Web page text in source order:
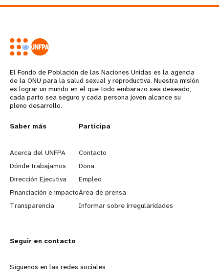
El Fondo de Población de las Naciones Unidas es la agencia
de la ONU para la salud sexual y reproductiva. Nuestra misión
es lograr un mundo en el que todo embarazo sea deseado,
cada parto sea seguro y cada persona joven alcance su
pleno desarrollo.
L
e
a
r
n
o
r
Saber más
Acerca del UNFPA
Dónde trabajamos
Dirección Ejecutiva
Financiación e impacto
Transparencia
G
o
b
e
y
d
Participa
Contacto
Dona
Empleo
Área de prensa
Informar sobre irregularidades
Seguir en contacto
Síguenos en las redes sociales